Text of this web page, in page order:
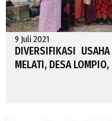
9 Juli 2021
DIVERSIFIKASI
MELATI, DESA